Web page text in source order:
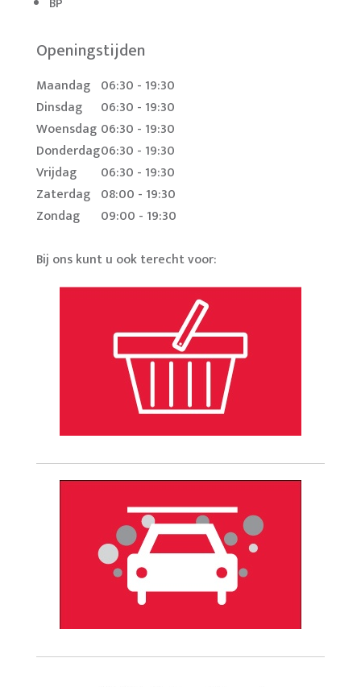
Openingstijden
Maandag 06:30 - 19:30
Dinsdag
06:30 - 19:30
Woensdag 06:30 - 19:30
Donderdag06:30 - 19:30
Vrijdag
06:30 - 19:30
Zaterdag 08:00 - 19:30
Zondag
09:00 - 19:30
Bij ons kunt u ook terecht voor: